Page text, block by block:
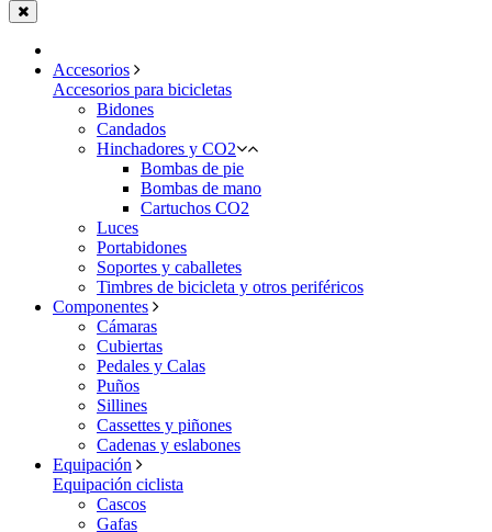
Accesorios
Accesorios para bicicletas
Bidones
Candados
Hinchadores y CO2
Bombas de pie
Bombas de mano
Cartuchos CO2
Luces
Portabidones
Soportes y caballetes
Timbres de bicicleta y otros periféricos
Componentes
Cámaras
Cubiertas
Pedales y Calas
Puños
Sillines
Cassettes y piñones
Cadenas y eslabones
Equipación
Equipación ciclista
Cascos
Gafas